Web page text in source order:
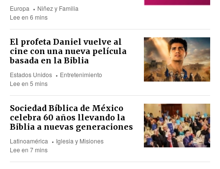
Europa
Niñez y Familia
Lee en 6 mins
El profeta Daniel vuelve al
cine con una nueva película
basada en la Biblia
Estados Unidos
Entretenimiento
Lee en 5 mins
Sociedad Bíblica de México
celebra 60 años llevando la
Biblia a nuevas generaciones
Latinoamérica
Iglesia y Misiones
Lee en 7 mins